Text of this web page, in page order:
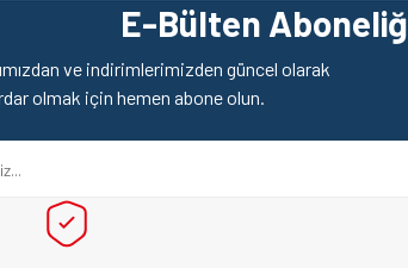
Yorum Yaz
Soru Sor
E-Bülten
ve indirimlerimizden güncel olarak
olmak için hemen abone olun.